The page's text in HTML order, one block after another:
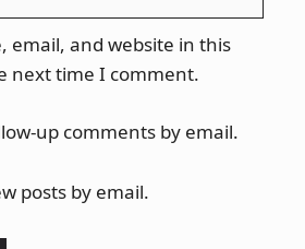
email, and website in this
next time I comment.
up comments by email.
posts by email.